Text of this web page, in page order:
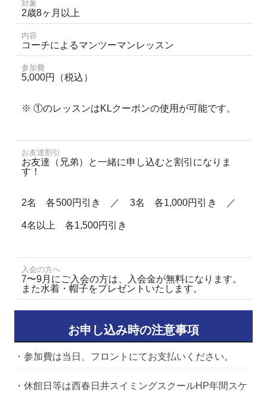
対象
2歳8ヶ月以上
内容
コーチによるマンツーマンレッスン
参加費
5,000円（税込）
※ ①のレッスンはKLクーポンの使用が可能です。
お友達割引
お友達（兄弟）と一緒に申し込むと割引になりま
す！
2名 各500円引き ／ 3名 各1,000円引き ／
4名以上 各1,500円引き
入会の方へ
7〜9月にご入会の方は、入会金が無料になります。
また水着・帽子をプレゼントいたします。
お申し込み時の注意事項
・参加費は当日、フロントにてお支払いください。
・休館日等は西春日井スイミングスクールHP年間スケ